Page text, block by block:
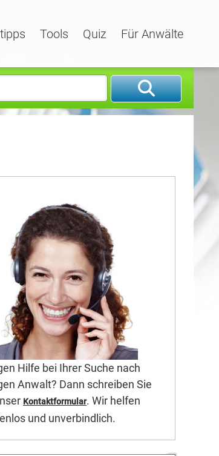
Tools Quiz Für Anwälte
Hilfe bei Ihrer Suche nach
Anwalt? Dann schreiben Sie
Kontaktformular. Wir helfen
und unverbindlich.